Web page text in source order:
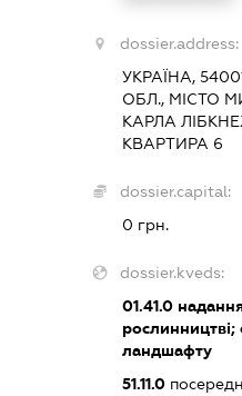
dossier.address:
УКРАЇНА,
ОБЛ., МІСТО
КАРЛА
КВАРТИРА 6
dossier.capital:
0 грн.
dossier.kveds:
01.41.0
ландшафту
51.11.0